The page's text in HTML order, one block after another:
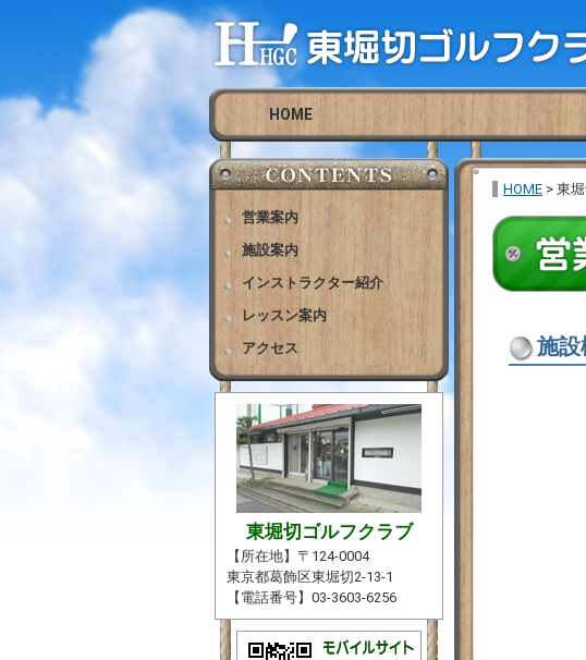
HOME
営業案内
施設案内
インストラクター紹介
レッスン案内
アクセス
東堀切ゴルフクラブ
【所在地】〒124-0004
東京都葛飾区東堀切2-13-1
【電話番号】03-3603-6256
HOME > 東
施設